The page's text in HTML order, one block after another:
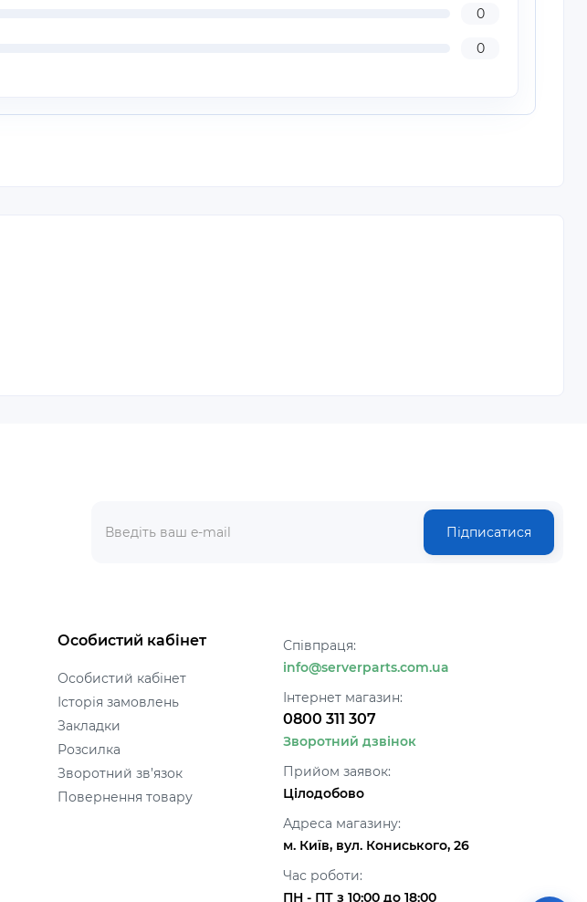
0
0
Підписатися
Особистий кабінет
Особистий кабінет
Історія замовлень
Закладки
Розсилка
Зворотний зв’язок
Повернення товару
Співпраця:
info@serverparts.com.ua
Інтернет магазин:
0800 311 307
Зворотний дзвінок
Прийом заявок:
Цілодобово
Адреса магазину:
м. Київ, вул. Кониського, 26
Час роботи:
ПН - ПТ з 10:00 до 18:00